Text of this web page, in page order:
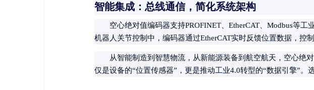
智能集成：总线通信，简化系统架构
空心绝对值编码器支持PROFINET、EtherCAT、Modbus等
机器人关节控制中，编码器通过EtherCAT实时反馈位置数据，控
从智能制造到智慧物流，从新能源装备到航空航天，空心绝
仅是设备的“位置传感器”，更是推动工业4.0转型的“数据引擎”。